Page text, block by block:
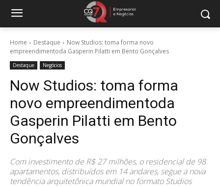
Home Destaque
Now Studios: toma forma novo
empreendimentoda Gasperin Pilatti em Bento Gonçalves
Destaque Negócios
Now Studios: toma forma
novo empreendimentoda
Gasperin Pilatti em Bento
Gonçalves
Com investimento de R$ 27 milhões, o residencial de 98
apartamentos, distribuídos em 14 andares, segue a nova
tendência arquitetônica mundial no formato Studios